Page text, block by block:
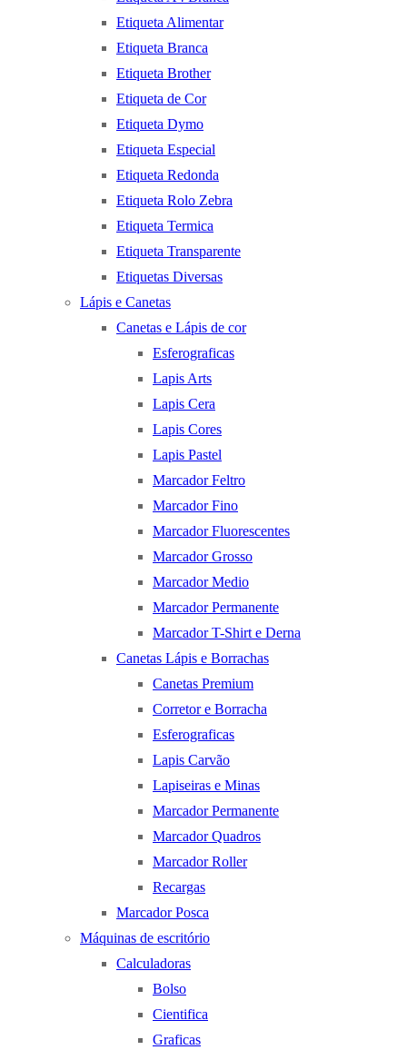
Etiqueta Alimentar
Etiqueta Branca
Etiqueta Brother
Etiqueta de Cor
Etiqueta Dymo
Etiqueta Especial
Etiqueta Redonda
Etiqueta Rolo Zebra
Etiqueta Termica
Etiqueta Transparente
Etiquetas Diversas
Lápis e Canetas
Canetas e Lápis de cor
Esferograficas
Lapis Arts
Lapis Cera
Lapis Cores
Lapis Pastel
Marcador Feltro
Marcador Fino
Marcador Fluorescentes
Marcador Grosso
Marcador Medio
Marcador Permanente
Marcador T-Shirt e Derna
Canetas Lápis e Borrachas
Canetas Premium
Corretor e Borracha
Esferograficas
Lapis Carvão
Lapiseiras e Minas
Marcador Permanente
Marcador Quadros
Marcador Roller
Recargas
Marcador Posca
Máquinas de escritório
Calculadoras
Bolso
Cientifica
Graficas